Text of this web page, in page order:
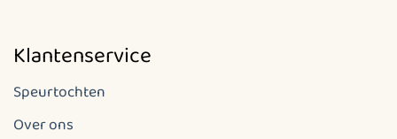
Klantenservice
Speurtochten
Over ons